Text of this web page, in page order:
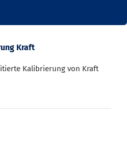
Kraft
Kalibrierung von Kraft